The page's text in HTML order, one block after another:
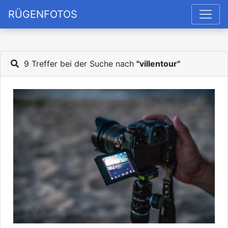
RÜGENFOTOS
9 Treffer bei der Suche nach "villentour"